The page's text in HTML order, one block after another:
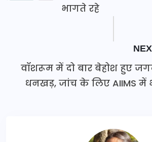
भागते रहे
वॉशरूम में दो बार बेहोश हुए
धनखड़, जांच के लिए AIIMS में